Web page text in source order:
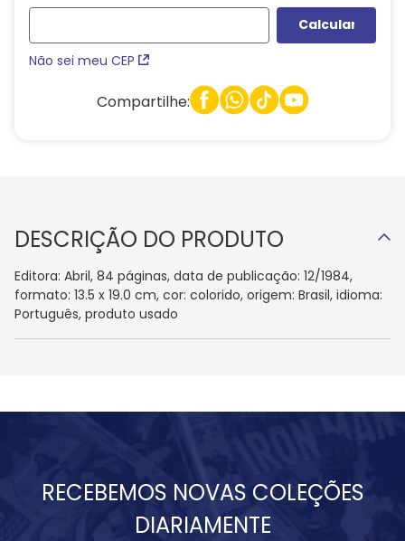
Não sei meu CEP
Compartilhe:
DESCRIÇÃO DO PRODUTO
Editora: Abril, 84 páginas, data de publicação: 12/1984,
formato: 13.5 x 19.0 cm, cor: colorido, origem: Brasil, idioma:
Português, produto usado
RECEBEMOS NOVAS COLEÇÕES
DIARIAMENTE